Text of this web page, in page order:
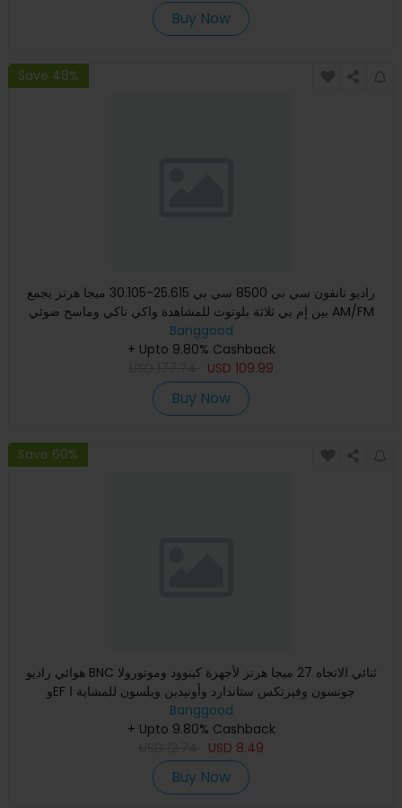
Buy Now
Save 48%
راديو نانفون سي بي 8500 سي بي 25.615-30.105 ميجا هرتز يجمع
بين إم بي ثلاثة بلوتوث للمشاهدة واكي تاكي وماسح ضوئي AM/FM
مس
Banggood
+ Upto 9.80% Cashback
USD 109.99
Buy Now
Save 60%
هوائي راديو BNC ثنائي الاتجاه 27 ميجا هرتز لأجهزة كينوود وموتورولا
وEF جونسون وفيرتكس ستاندارد وأونيدين ويلسون للمشاية ا
Banggood
+ Upto 9.80% Cashback
USD 8.49
Buy Now